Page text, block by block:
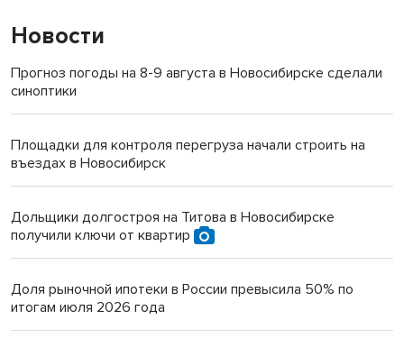
Новости
Прогноз погоды на 8-9 августа в Новосибирске сделали
синоптики
Площадки для контроля перегруза начали строить на
въездах в Новосибирск
Дольщики долгостроя на Титова в Новосибирске
получили ключи от квартир
Доля рыночной ипотеки в России превысила 50% по
итогам июля 2026 года